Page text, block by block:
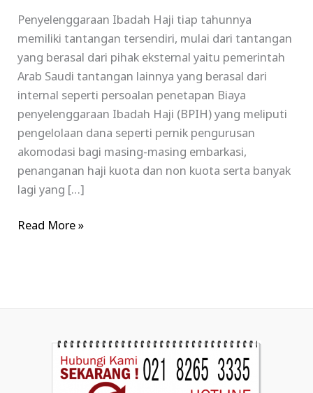
Penyelenggaraan Ibadah Haji tiap tahunnya
memiliki tantangan tersendiri, mulai dari tantangan
yang berasal dari pihak eksternal yaitu pemerintah
Arab Saudi tantangan lainnya yang berasal dari
internal seperti persoalan penetapan Biaya
penyelenggaraan Ibadah Haji (BPIH) yang meliputi
pengelolaan dana seperti pernik pengurusan
akomodasi bagi masing-masing embarkasi,
penanganan haji kuota dan non kuota serta banyak
lagi yang […]
Read More »